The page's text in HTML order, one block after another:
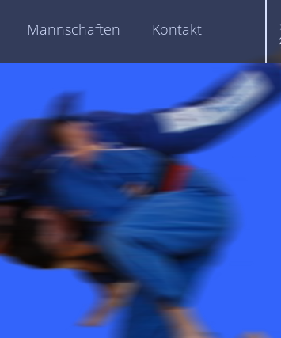
Mannschaften Kontakt